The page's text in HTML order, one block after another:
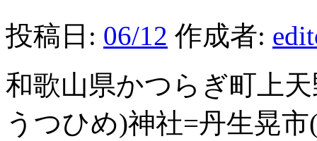
投稿日: 06/12 作成者:
和歌山県かつらぎ町上
うつひめ)神社=丹生晃